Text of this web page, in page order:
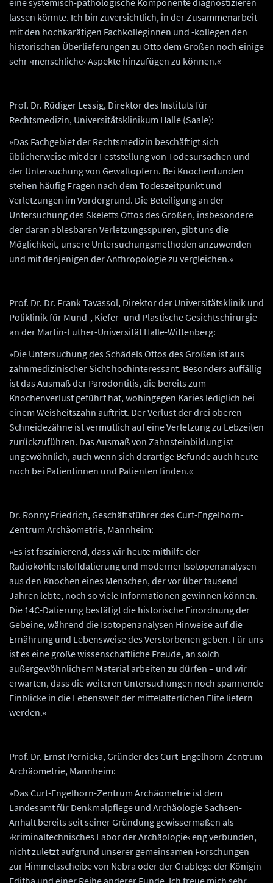
eine systemisch-pathologische Komponente diagnostizieren
lassen könnte. Ich bin zuversichtlich, in der Zusammenarbeit
mit den hochkarätigen Fachkolleginnen und -kollegen den
historischen Überlieferungen zu Otto dem Großen noch einige
sehr ›menschliche‹ Aspekte hinzufügen zu können.«
Prof. Dr. Rüdiger Lessig, Direktor des Instituts für
Rechtsmedizin, Universitätsklinikum Halle (Saale):
»Das Fachgebiet der Rechtsmedizin beschäftigt sich
üblicherweise mit der Feststellung von Todesursachen und
der Untersuchung von Gewaltopfern. Bei Knochenfunden
stehen häufig Fragen nach dem Todeszeitpunkt und
Verletzungen im Vordergrund. Die Beteiligung an der
Untersuchung des Skeletts Ottos des Großen, insbesondere
der daran ablesbaren Verletzungsspuren, gibt uns die
Möglichkeit, unsere Untersuchungsmethoden anzuwenden
und mit denjenigen der Anthropologie zu vergleichen.«
Prof. Dr. Dr. Frank Tavassol, Direktor der Universitätsklinik und
Poliklinik für Mund-, Kiefer- und Plastische Gesichtschirurgie
an der Martin-Luther-Universität Halle-Wittenberg:
»Die Untersuchung des Schädels Ottos des Großen ist aus
zahnmedizinischer Sicht hochinteressant. Besonders auffällig
ist das Ausmaß der Parodontitis, die bereits zum
Knochenverlust geführt hat, wohingegen Karies lediglich bei
einem Weisheitszahn auftritt. Der Verlust der drei oberen
Schneidezähne ist vermutlich auf eine Verletzung zu Lebzeiten
zurückzuführen. Das Ausmaß von Zahnsteinbildung ist
ungewöhnlich, auch wenn sich derartige Befunde auch heute
noch bei Patientinnen und Patienten finden.«
Dr. Ronny Friedrich, Geschäftsführer des Curt-Engelhorn-
Zentrum Archäometrie, Mannheim:
»Es ist faszinierend, dass wir heute mithilfe der
Radiokohlenstoffdatierung und moderner Isotopenanalysen
aus den Knochen eines Menschen, der vor über tausend
Jahren lebte, noch so viele Informationen gewinnen können.
Die 14C-Datierung bestätigt die historische Einordnung der
Gebeine, während die Isotopenanalysen Hinweise auf die
Ernährung und Lebensweise des Verstorbenen geben. Für uns
ist es eine große wissenschaftliche Freude, an solch
außergewöhnlichem Material arbeiten zu dürfen – und wir
erwarten, dass die weiteren Untersuchungen noch spannende
Einblicke in die Lebenswelt der mittelalterlichen Elite liefern
werden.«
Prof. Dr. Ernst Pernicka, Gründer des Curt-Engelhorn-Zentrum
Archäometrie, Mannheim:
»Das Curt-Engelhorn-Zentrum Archäometrie ist dem
Landesamt für Denkmalpflege und Archäologie Sachsen-
Anhalt bereits seit seiner Gründung gewissermaßen als
›kriminaltechnisches Labor der Archäologie‹ eng verbunden,
nicht zuletzt aufgrund unserer gemeinsamen Forschungen
zur Himmelsscheibe von Nebra oder der Grablege der Königin